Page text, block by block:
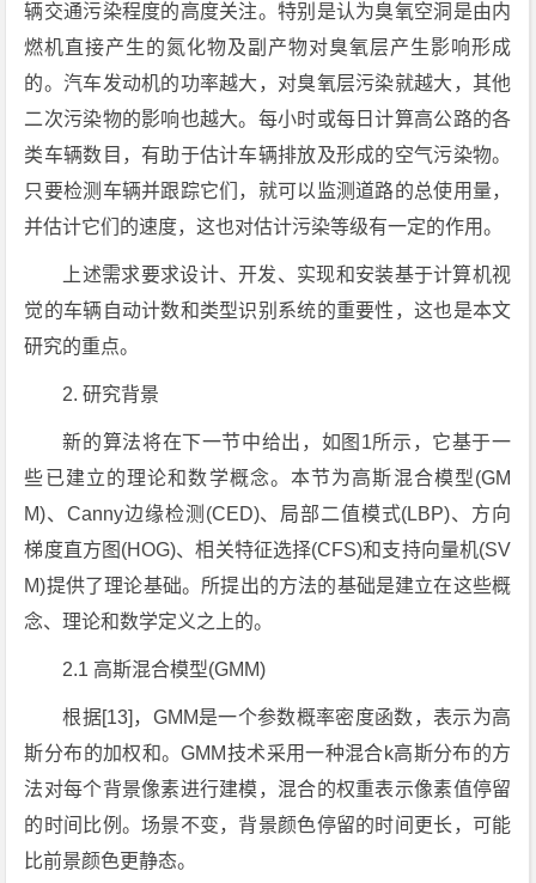
辆交通污染程度的高度关注。特别是认为臭氧空洞是由内
燃机直接产生的氮化物及副产物对臭氧层产生影响形成
的。汽车发动机的功率越大，对臭氧层污染就越大，其他
二次污染物的影响也越大。每小时或每日计算高公路的各
类车辆数目，有助于估计车辆排放及形成的空气污染物。
只要检测车辆并跟踪它们，就可以监测道路的总使用量，
并估计它们的速度，这也对估计污染等级有一定的作用。
上述需求要求设计、开发、实现和安装基于计算机视
觉的车辆自动计数和类型识别系统的重要性，这也是本文
研究的重点。
2. 研究背景
新的算法将在下一节中给出，如图1所示，它基于一
些已建立的理论和数学概念。本节为高斯混合模型(GM
M)、Canny边缘检测(CED)、局部二值模式(LBP)、方向
梯度直方图(HOG)、相关特征选择(CFS)和支持向量机(SV
M)提供了理论基础。所提出的方法的基础是建立在这些概
念、理论和数学定义之上的。
2.1 高斯混合模型(GMM)
根据[13]，GMM是一个参数概率密度函数，表示为高
斯分布的加权和。GMM技术采用一种混合k高斯分布的方
法对每个背景像素进行建模，混合的权重表示像素值停留
的时间比例。场景不变，背景颜色停留的时间更长，可能
比前景颜色更静态。